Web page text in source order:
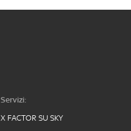
Servizi:
X FACTOR SU SKY